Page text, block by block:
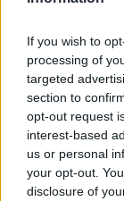
If you wish to
processing of
targeted
section to
opt-out request
interest-based
us or personal
your opt-out.
disclosure of
«ΠΑΡΟΡΙ
Δευτέρα 14
11.00:
με Παρέλαση
με την